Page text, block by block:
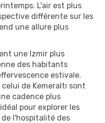
L'air est plus
différente sur les
une allure plus
une Izmir plus
des habitants
estivale.
de Kemeraltı sont
cadence plus
pour explorer les
l'hospitalité des